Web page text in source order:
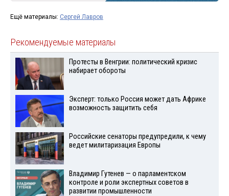
Ещё материалы: Сергей Лавров
Рекомендуемые материалы
Протесты в Венгрии: политический кризис
набирает обороты
Эксперт: только Россия может дать Африке
возможность защитить себя
Российские сенаторы предупредили, к чему
ведет милитаризация Европы
Владимир Гутенев — о парламентском
контроле и роли экспертных советов в
развитии промышленности